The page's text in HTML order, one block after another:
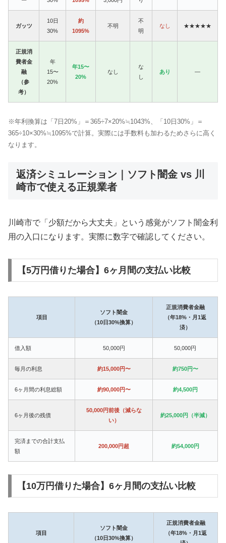
ガッツ
10日
30%
約
1095%
不明
不
明
なし ★★★★★
正規消
費者金
融
（参
考）
年
15〜
20%
年15〜
20%
なし
な
し
あり —
※年利換算は「7日20%」＝365÷7×20%≒1043%、「10日30%」＝
365÷10×30%≒1095%で計算。実際には手数料も加わるためさらに高く
なります。
返済シミュレーション｜ソフト闇金 vs 川
崎市で使える正規業者
川崎市で「少額だから大丈夫」という感覚がソフト闇金利
用の入口になります。実際に数字で確認してください。
【5万円借りた場合】6ヶ月間の支払い比較
項目
ソフト闇金
（10日30%換算）
正規消費者金融
（年18%・月1返
済）
借入額 50,000円 50,000円
毎月の利息 約15,000円〜 約750円〜
6ヶ月間の利息総額 約90,000円〜 約4,500円
6ヶ月後の残債
50,000円前後（減らな
い）
約25,000円（半減）
完済までの合計支払
額
200,000円超 約54,000円
【10万円借りた場合】6ヶ月間の支払い比較
項目
ソフト闇金
（10日30%換算）
正規消費者金融
（年18%・月1返